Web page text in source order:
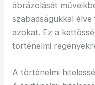
ábrázolását
szabadságukkal
azokat. Ez a
történelmi
A történelmi